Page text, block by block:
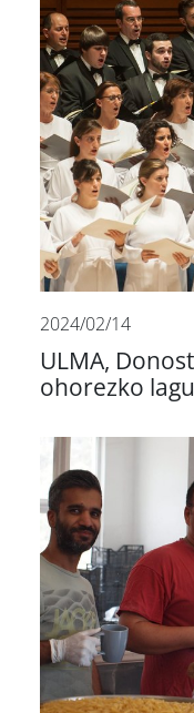
2024/02/14
ULMA,
ohorezko